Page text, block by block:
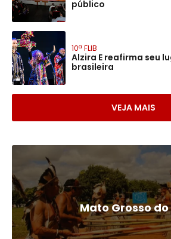
público
10ª FLIB
Alzira E reafirma seu
brasileira
VEJA MAIS
Mato Grosso do